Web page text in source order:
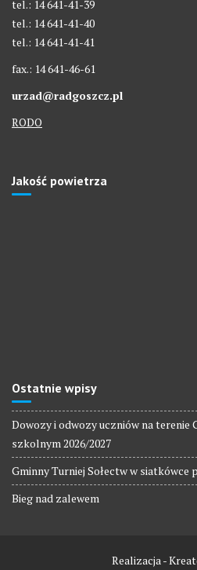
tel.: 14 641-41-39
tel.: 14 641-41-40
tel.: 14 641-41-41
fax.: 14 641-46-61
urzad@radgoszcz.pl
RODO
Jakość powietrza
Ostatnie wpisy
Dowozy i odwozy uczniów na terenie
szkolnym 2026/2027
Gminny Turniej Sołectw w siatkówce
Bieg nad zalewem
Realizacja -